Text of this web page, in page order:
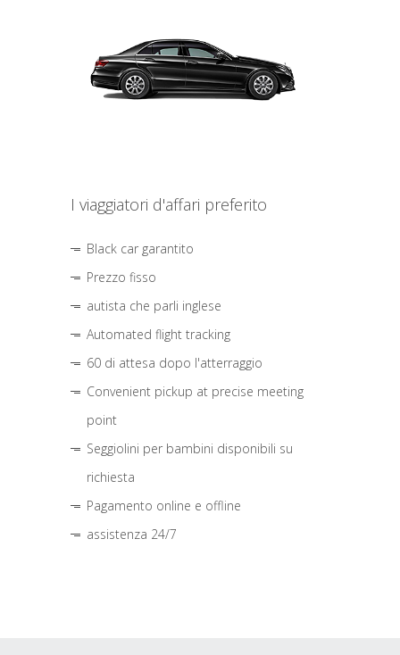
I viaggiatori d'affari preferito
Black car garantito
Prezzo fisso
autista che parli inglese
Automated flight tracking
60 di attesa dopo l'atterraggio
Convenient pickup at precise meeting
point
Seggiolini per bambini disponibili su
richiesta
Pagamento online e offline
assistenza 24/7